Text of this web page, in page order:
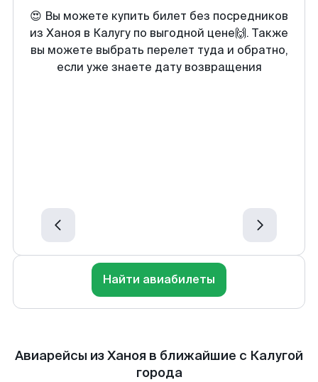
😍 Вы можете купить билет без посредников
из Ханоя в Калугу по выгодной цене🙌. Также
вы можете выбрать перелет туда и обратно,
если уже знаете дату возвращения
Найти авиабилеты
Авиарейсы из Ханоя в ближайшие с Калугой
города